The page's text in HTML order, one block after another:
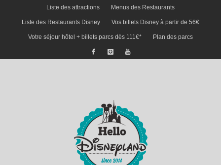
Liste des attractions Menus des Restaurants
Liste des Restaurants Disney Vos billets Disney à partir de 56€
Votre séjour hôtel + billets parcs dès 111€* Plan des parcs